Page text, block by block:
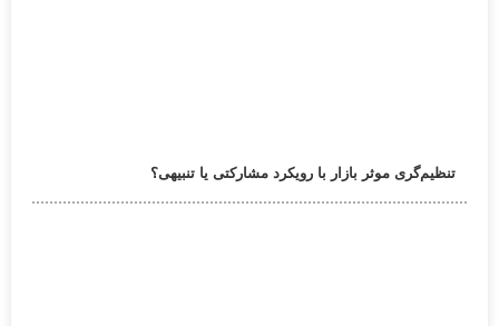
تنظیم‌گری موثر بازار با رویکرد مشارکتی یا تنبیهی؟